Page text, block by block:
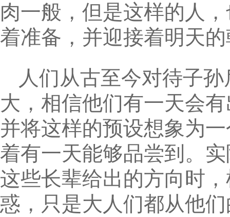
肉一般，但是这样的人
着准备，并迎接着明天
人们从古至今对待子
大，相信他们有一天会
并将这样的预设想象为
着有一天能够品尝到。
这些长辈给出的方向时
惑，只是大人们都从他